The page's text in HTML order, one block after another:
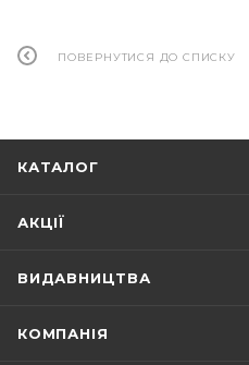
ПОВЕРНУТИСЯ ДО СПИСКУ
КАТАЛОГ
АКЦІЇ
ВИДАВНИЦТВА
КОМПАНІЯ